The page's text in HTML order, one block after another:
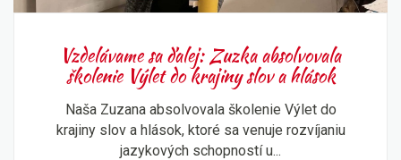
Vzdelávame sa ďalej: Zuzka absolvovala
školenie Výlet do krajiny slov a hlások
Naša Zuzana absolvovala školenie Výlet do
krajiny slov a hlások, ktoré sa venuje rozvíjaniu
jazykových schopností u...